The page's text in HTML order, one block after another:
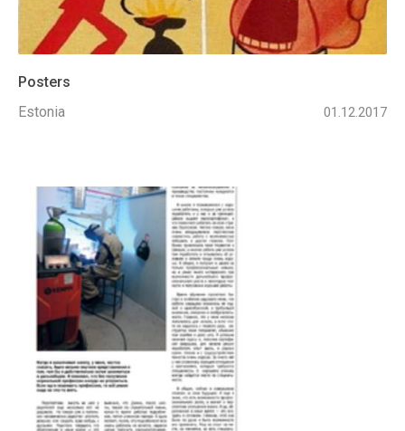
Posters
Estonia
01.12.2017